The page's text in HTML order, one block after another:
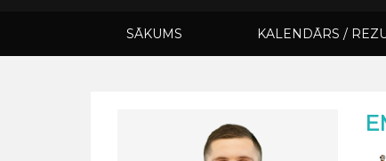
SĀKUMS KALENDĀRS /